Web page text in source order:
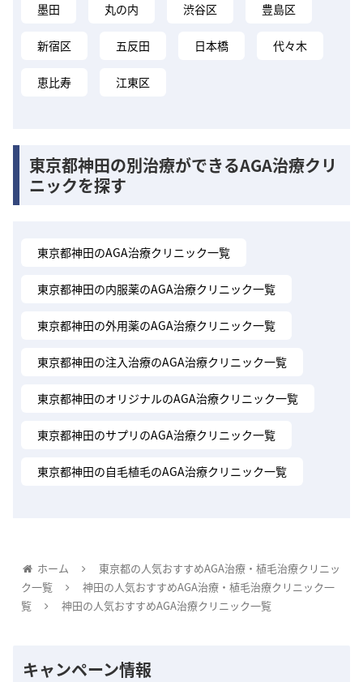
墨田 丸の内 渋谷区 豊島区
新宿区 五反田 日本橋 代々木
恵比寿 江東区
東京都神田の別治療ができるAGA治療クリ
ニックを探す
東京都神田のAGA治療クリニック一覧
東京都神田の内服薬のAGA治療クリニック一覧
東京都神田の外用薬のAGA治療クリニック一覧
東京都神田の注入治療のAGA治療クリニック一覧
東京都神田のオリジナルのAGA治療クリニック一覧
東京都神田のサプリのAGA治療クリニック一覧
東京都神田の自毛植毛のAGA治療クリニック一覧
ホーム
東京都の人気おすすめAGA治療・植毛治療クリニッ
ク一覧
神田の人気おすすめAGA治療・植毛治療クリニック一
覧
神田の人気おすすめAGA治療クリニック一覧
キャンペーン情報